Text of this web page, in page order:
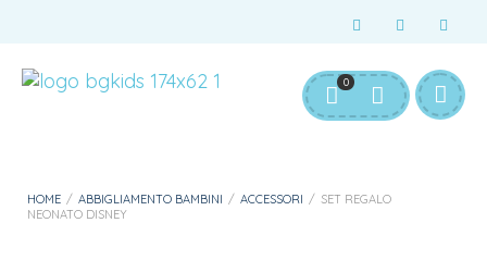
Servizio Clienti: info@bgkids.it +39 345 627 9165
Download APP B&G Kids
0
HOME / ABBIGLIAMENTO BAMBINI / ACCESSORI / SET REGALO
NEONATO DISNEY